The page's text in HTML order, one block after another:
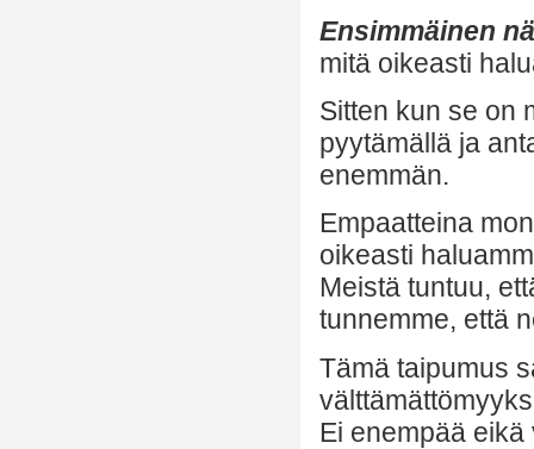
Ensimmäinen
mitä oikeasti
Sitten kun se on
pyytämällä ja
enemmän.
Empaatteina
oikeasti
Meistä tuntuu,
tunnemme, että
Tämä taipumus
Ei enempää